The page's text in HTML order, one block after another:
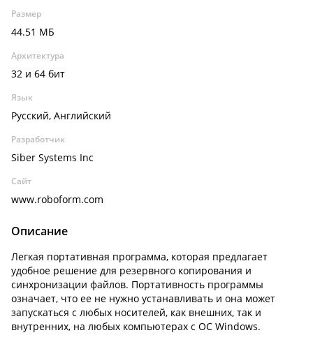
Размер
44.51 МБ
Архитектура
32 и 64 бит
Язык
Русский, Английский
Разработчик
Siber Systems Inc
Сайт
www.roboform.com
Описание
Легкая портативная программа, которая предлагает
удобное решение для резервного копирования и
синхронизации файлов. Портативность программы
означает, что ее не нужно устанавливать и она может
запускаться с любых носителей, как внешних, так и
внутренних, на любых компьютерах с ОС Windows.